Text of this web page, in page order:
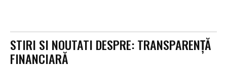
STIRI SI NOUTATI DESPRE:TRANSPARENȚĂ
FINANCIARĂ